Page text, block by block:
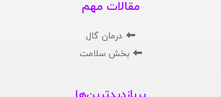
مقالات مهم
درمان گال
بخش سلامت